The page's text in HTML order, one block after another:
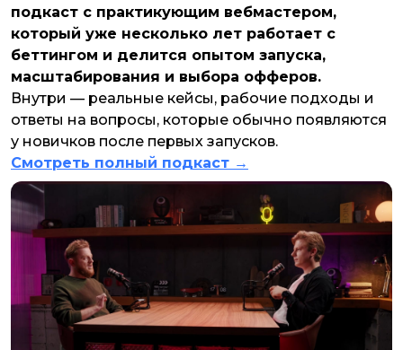
подкаст с практикующим вебмастером,
который уже несколько лет работает с
беттингом и делится опытом запуска,
масштабирования и выбора офферов.
Внутри — реальные кейсы, рабочие подходы и
ответы на вопросы, которые обычно появляются
у новичков после первых запусков.
Смотреть полный подкаст →